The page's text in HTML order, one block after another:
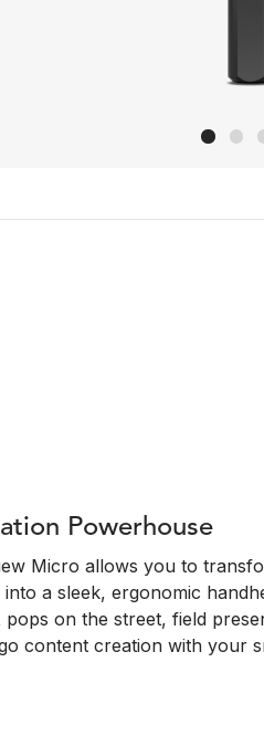
Powerhouse
Micro allows you to
a sleek, ergonomic
pops on the street, field
content creation with your